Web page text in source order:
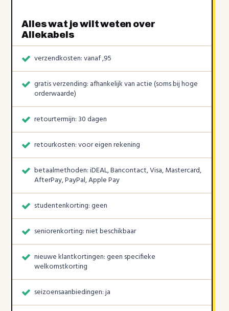
Alles wat je wilt weten over
Allekabels
verzendkosten: vanaf ,95
gratis verzending: afhankelijk van actie (soms bij hoge
orderwaarde)
retourtermijn: 30 dagen
retourkosten: voor eigen rekening
betaalmethoden: iDEAL, Bancontact, Visa, Mastercard,
AfterPay, PayPal, Apple Pay
studentenkorting: geen
seniorenkorting: niet beschikbaar
nieuwe klantkortingen: geen specifieke
welkomstkorting
seizoensaanbiedingen: ja